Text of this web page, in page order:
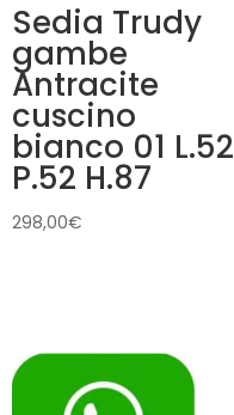
Sedia Trudy
gambe
Antracite
cuscino
bianco 01 L.52
P.52 H.87
298,00€